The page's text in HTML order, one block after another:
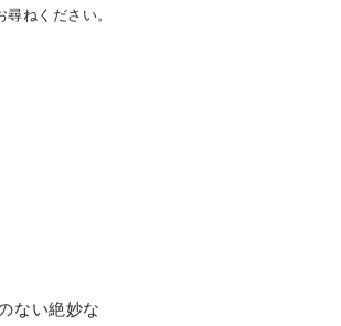
ねください。
ない絶妙な